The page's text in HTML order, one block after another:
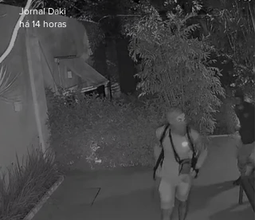
Jornal Daki
há 14 horas